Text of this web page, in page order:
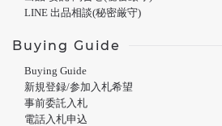
LINE 出品相談(秘密厳守)
Buying Guide
Buying Guide
新規登録/参加入札希望
事前委託入札
電話入札申込